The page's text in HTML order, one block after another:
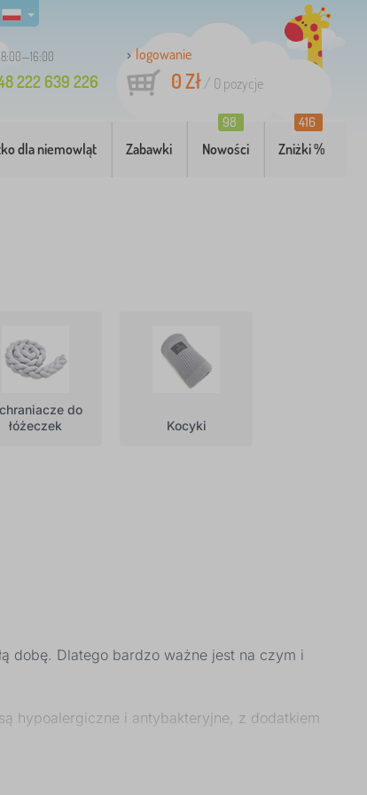
8:00—16:00
222 639 226
logowanie
0 Zł/ 0 pozycje
dla niemowląt Zabawki Nowości
98
Zniżki %
416
do
łóżeczek
Kocyki
dobę. Dlatego bardzo ważne jest na czym i
hypoalergiczne i antybakteryjne, z dodatkiem
Oferta pościeli obejmuje komplety z rożkami,